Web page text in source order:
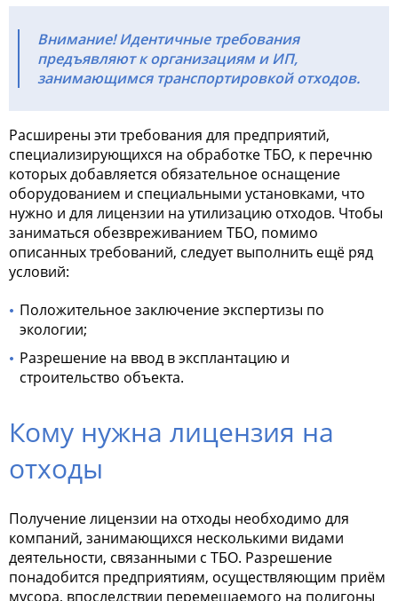
Внимание! Идентичные требования
предъявляют к организациям и ИП,
занимающимся транспортировкой отходов.
Расширены эти требования для предприятий,
специализирующихся на обработке ТБО, к перечню
которых добавляется обязательное оснащение
оборудованием и специальными установками, что
нужно и для лицензии на утилизацию отходов. Чтобы
заниматься обезвреживанием ТБО, помимо
описанных требований, следует выполнить ещё ряд
условий:
Положительное заключение экспертизы по
экологии;
Разрешение на ввод в эксплантацию и
строительство объекта.
Кому нужна лицензия на
отходы
Получениелицензии на отходы необходимо для
компаний, занимающихся несколькими видами
деятельности, связанными с ТБО. Разрешение
понадобится предприятиям, осуществляющим приём
мусора, впоследствии перемещаемого на полигоны